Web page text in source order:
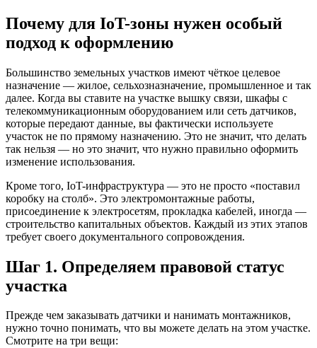
Почему для IoT-зоны нужен особый
подход к оформлению
Большинство земельных участков имеют чёткое целевое
назначение — жилое, сельхозназначение, промышленное и так
далее. Когда вы ставите на участке вышку связи, шкафы с
телекоммуникационным оборудованием или сеть датчиков,
которые передают данные, вы фактически используете
участок не по прямому назначению. Это не значит, что делать
так нельзя — но это значит, что нужно правильно оформить
изменение использования.
Кроме того, IoT-инфраструктура — это не просто «поставил
коробку на столб». Это электромонтажные работы,
присоединение к электросетям, прокладка кабелей, иногда —
строительство капитальных объектов. Каждый из этих этапов
требует своего документального сопровождения.
Шаг 1. Определяем правовой статус
участка
Прежде чем заказывать датчики и нанимать монтажников,
нужно точно понимать, что вы можете делать на этом участке.
Смотрите на три вещи: